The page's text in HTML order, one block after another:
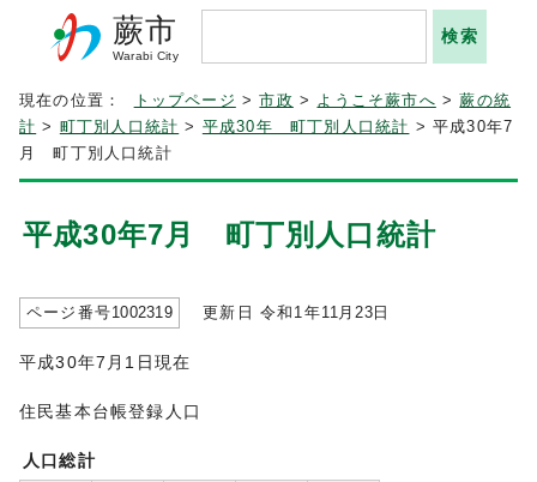
蕨市
Warabi City
現在の位置： トップページ >市政 > ようこそ蕨市へ > 蕨の統
計 > 町丁別人口統計 > 平成30年 町丁別人口統計 > 平成30年7
月 町丁別人口統計
平成30年7月 町丁別人口統計
ページ番号1002319 更新日 令和1年11月23 日
平成30年7月1日現在
住民基本台帳登録人口
人口総計